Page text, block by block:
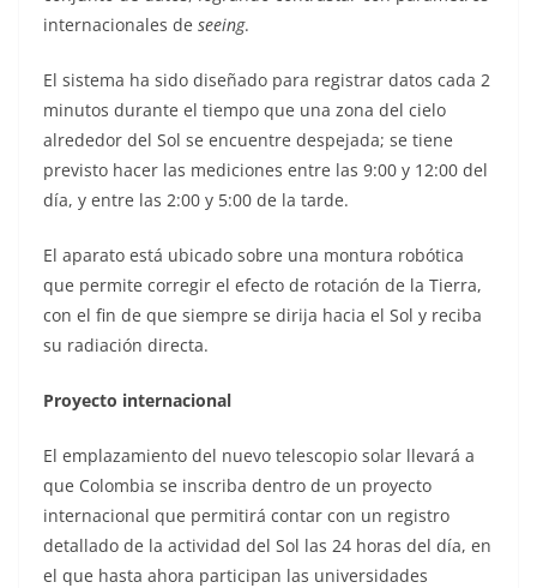
internacionales de seeing.
El sistema ha sido diseñado para registrar datos cada 2
minutos durante el tiempo que una zona del cielo
alrededor del Sol se encuentre despejada; se tiene
previsto hacer las mediciones entre las 9:00 y 12:00 del
día, y entre las 2:00 y 5:00 de la tarde.
El aparato está ubicado sobre una montura robótica
que permite corregir el efecto de rotación de la Tierra,
con el fin de que siempre se dirija hacia el Sol y reciba
su radiación directa.
Proyecto internacional
El emplazamiento del nuevo telescopio solar llevará a
que Colombia se inscriba dentro de un proyecto
internacional que permitirá contar con un registro
detallado de la actividad del Sol las 24 horas del día, en
el que hasta ahora participan las universidades